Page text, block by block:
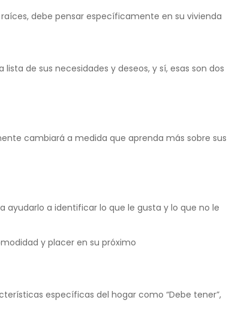
debe pensar específicamente en su vivienda
de sus necesidades y deseos, y sí, esas son dos
cambiará a medida que aprenda más sobre sus
ayudarlo a identificar lo que le gusta y lo que no le
y placer en su próximo
específicas del hogar como “Debe tener”,